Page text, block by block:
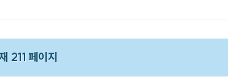
211 페이지